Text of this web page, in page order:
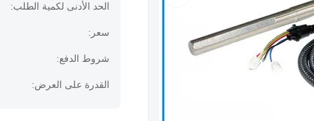
الحد الأدنى لكمية الطلب:
سعر:
شروط الدفع:
القدرة على العرض: